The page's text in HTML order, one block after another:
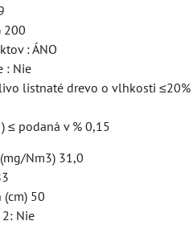
200
: ÁNO
: Nie
listnaté drevo o vlhkosti ≤20%
≤ podaná v % 0,15
Nm3) 31,0
50
Nie